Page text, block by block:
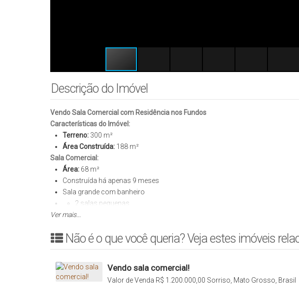
Descrição do Imóvel
Vendo Sala Comercial com Residência nos Fundos
Características do Imóvel:
Terreno: 300 m²
Área Construída: 188 m²
Sala Comercial:
Área: 68 m²
Construída há apenas 9 meses
Sala grande com banheiro
2 salas pequenas
Aceita alvarás
Área:120 m²
2 quartos
Cozinha
Banheiro social
Ver mais...
Não é o que você queria? Veja estes imóveis
Vendo sala comercial!
R$ 1.200.000,00
Valor de Venda Sorriso, Mato Grosso, Brasil